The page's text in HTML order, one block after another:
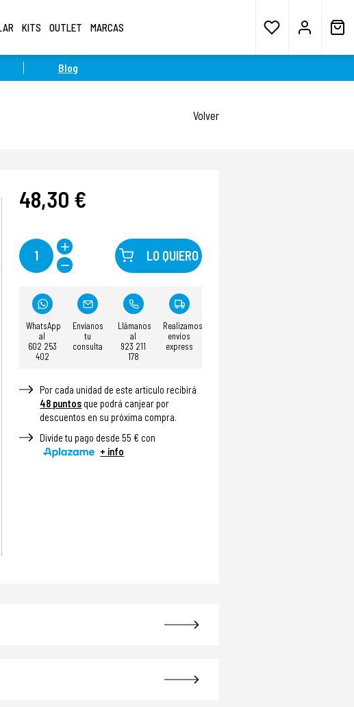
Blog
KITS OUTLET MARCAS
Volver
48,30 €
1 LO QUIERO
WhatsApp
al
602 253
402
Envíanos
tu
consulta
Llámanos
al
923 211
178
Realizamos
envíos
express
Por cada unidad de este articulo recibirá
48 puntos que podrá canjear por
descuentos en su próxima compra.
Divide tu pago desde 55 € con
+ info